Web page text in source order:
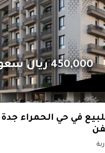
450,000 ريال سعودي
في حي الحمراء جدة |